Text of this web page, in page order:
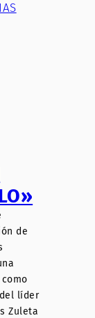
de
líder
Zuleta